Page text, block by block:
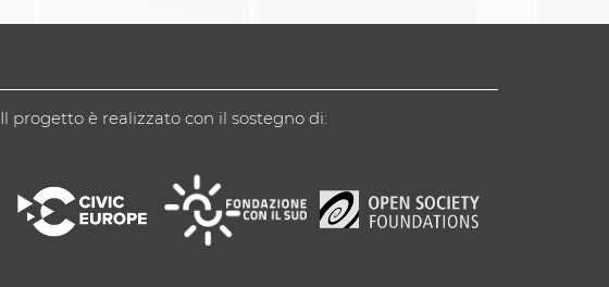
Il progetto è realizzato con il sostegno di: